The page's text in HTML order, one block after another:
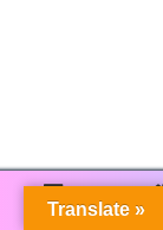
メニュー ホ
Translate »